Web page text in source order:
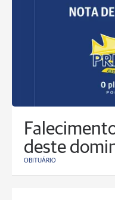
deste
OBITUÁRIO